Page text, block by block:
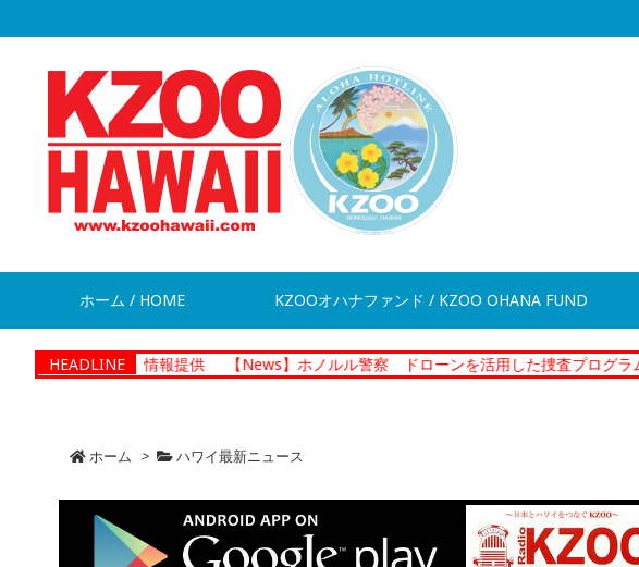
ホーム / HOME KZOOオハナファンド / KZOO OHANA FUND
HEADLINE
脱走 情報提供 【News】ホノルル警察 ドローンを活用した捜査プログラムの運用を開始
ホーム > ハワイ最新ニュース